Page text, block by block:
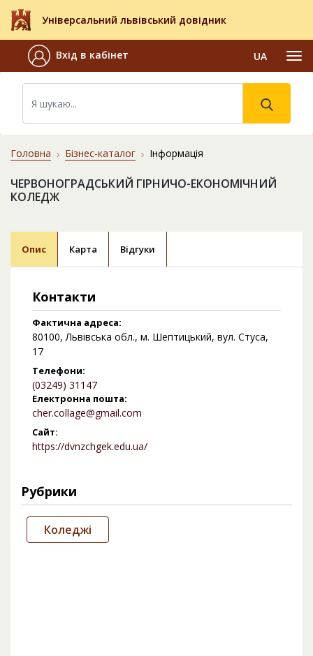
Універсальний львівський довідник
Вхід в кабінет UA
Головна Бізнес-каталог Інформація
ЧЕРВОНОГРАДСЬКИЙ ГІРНИЧО-ЕКОНОМІЧНИЙ
КОЛЕДЖ
Опис Карта Відгуки
Контакти
Фактична адреса:
80100, Львівська обл., м. Шептицький, вул. Стуса,
17
Телефони:
(03249) 31147
Електронна пошта:
cher.collage@gmail.com
Сайт:
https://dvnzchgek.edu.ua/
Рубрики
Коледжі